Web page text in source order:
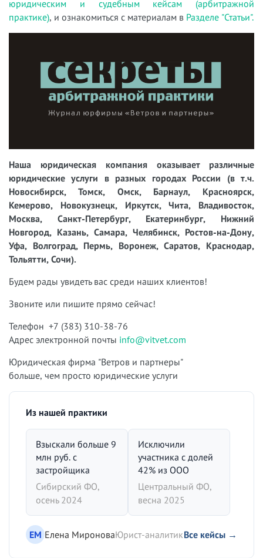
юридическим и судебным кейсам (арбитражной
практике), и ознакомиться с материалам в Разделе "Статьи".
Наша юридическая компания оказывает различные
юридические услуги в разных городах России (в т.ч.
Новосибирск, Томск, Омск, Барнаул, Красноярск,
Кемерово, Новокузнецк, Иркутск, Чита, Владивосток,
Москва, Санкт-Петербург, Екатеринбург, Нижний
Новгород, Казань, Самара, Челябинск, Ростов-на-Дону,
Уфа, Волгоград, Пермь, Воронеж, Саратов, Краснодар,
Тольятти, Сочи).
Будем рады увидеть вас среди наших клиентов!
Звоните или пишите прямо сейчас!
Телефон +7 (383) 310-38-76
Адрес электронной почты info@vitvet.com
Юридическая фирма "Ветров и партнеры"
больше, чем просто юридические услуги
Из нашей практики
Взыскали больше 9
млн руб. с
застройщика
Сибирский ФО,
осень 2024
Исключили
участника с долей
42% из ООО
Центральный ФО,
весна 2025
ЕМ Елена МироноваЮрист-аналитикВсе кейсы →